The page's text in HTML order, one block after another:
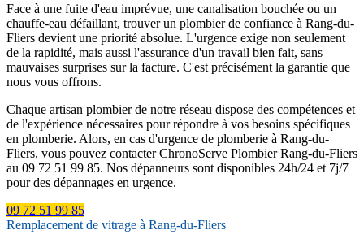
Face à une fuite d'eau imprévue, une canalisation bouchée ou un
chauffe-eau défaillant, trouver un plombier de confiance à Rang-du-
Fliers devient une priorité absolue. L'urgence exige non seulement
de la rapidité, mais aussi l'assurance d'un travail bien fait, sans
mauvaises surprises sur la facture. C'est précisément la garantie que
nous vous offrons.
Chaque artisan plombier de notre réseau dispose des compétences et
de l'expérience nécessaires pour répondre à vos besoins spécifiques
en plomberie. Alors, en cas d'urgence de plomberie à Rang-du-
Fliers, vous pouvez contacter ChronoServe Plombier Rang-du-Fliers
au 09 72 51 99 85. Nos dépanneurs sont disponibles 24h/24 et 7j/7
pour des dépannages en urgence.
09 72 51 99 85
Remplacement de vitrage à Rang-du-Fliers